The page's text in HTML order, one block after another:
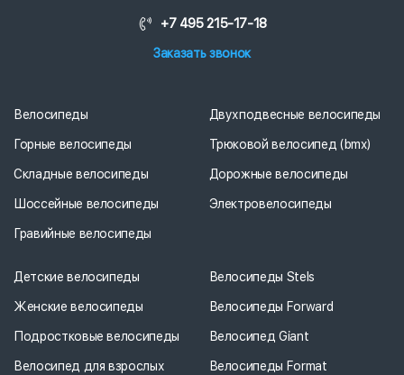
+7 495 215-17-18
Заказать звонок
Велосипеды
Горные велосипеды
Складные велосипеды
Шоссейные велосипеды
Гравийные велосипеды
Двухподвесные велосипеды
Трюковой велосипед (bmx)
Дорожные велосипеды
Электровелосипеды
Детские велосипеды
Женские велосипеды
Подростковые велосипеды
Велосипед для взрослых
Велосипеды Stels
Велосипеды Forward
Велосипед Giant
Велосипеды Format